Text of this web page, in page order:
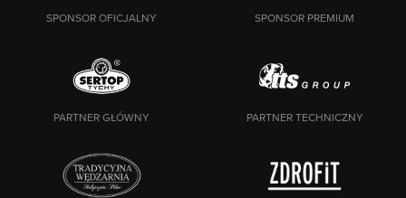
SPONSOR OFICJALNY SPONSOR PREMIUM
PARTNER GŁÓWNY PARTNER TECHNICZNY